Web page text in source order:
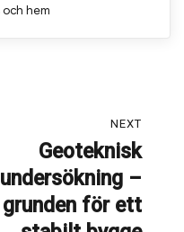
och hem
NEXT
Geoteknisk
undersökning –
grunden för ett